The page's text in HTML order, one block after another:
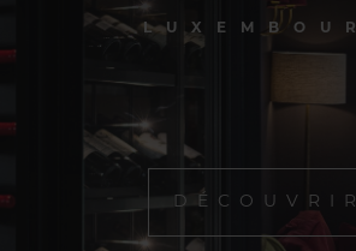
DÉCOUVRIR